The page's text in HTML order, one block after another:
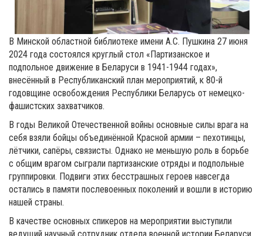
В Минской областной библиотеке имени А.С. Пушкина 27 июня
2024 года состоялся круглый стол «Партизанское и
подпольное движение в Беларуси в 1941-1944 годах»,
внесённый в Республиканский план мероприятий, к 80-й
годовщине освобождения Республики Беларусь от немецко-
фашистских захватчиков.
В годы Великой Отечественной войны основные силы врага на
себя взяли бойцы объединённой Красной армии – пехотинцы,
лётчики, сапёры, связисты. Однако не меньшую роль в борьбе
с общим врагом сыграли партизанские отряды и подпольные
группировки. Подвиги этих бесстрашных героев навсегда
остались в памяти послевоенных поколений и вошли в историю
нашей страны.
В качестве основных спикеров на мероприятии выступили